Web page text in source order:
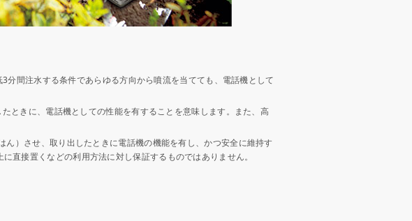
間注水する条件であらゆる方向から噴流を当てても、電話機として
ときに、電話機としての性能を有することを意味します。また、高
）させ、取り出したときに電話機の機能を有し、かつ安全に維持す
直接置くなどの利用方法に対し保証するものではありません。